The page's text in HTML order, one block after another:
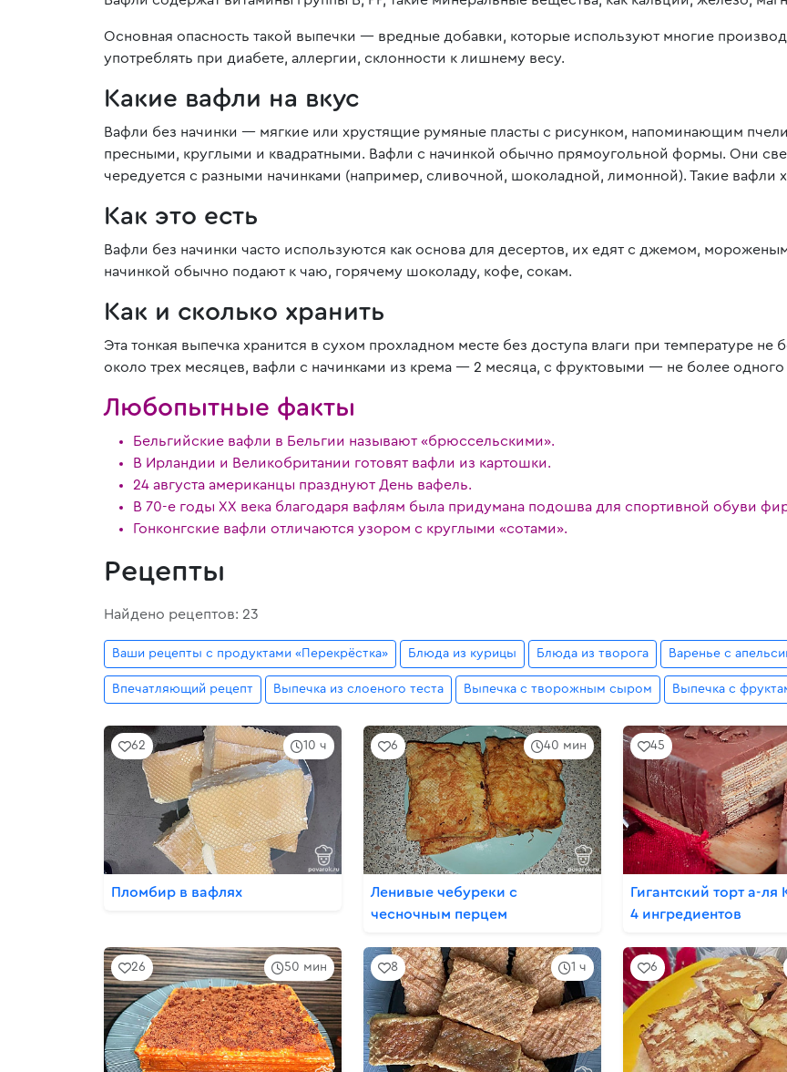
Основная опасность такой выпечки — вредные добавки, которые используют многие
употреблять при диабете, аллергии, склонности к лишнему весу.
Какие вафли на вкус
Вафли без начинки — мягкие или хрустящие румяные пласты с рисунком, напоминающим
пресными, круглыми и квадратными. Вафли с начинкой обычно прямоугольной формы. Они
чередуется с разными начинками (например, сливочной, шоколадной, лимонной). Такие вафли
Как это есть
Вафли без начинки часто используются как основа для десертов, их едят с джемом,
начинкой обычно подают к чаю, горячему шоколаду, кофе, сокам.
Как и сколько хранить
Эта тонкая выпечка хранится в сухом прохладном месте без доступа влаги при температуре
около трех месяцев, вафли с начинками из крема — 2 месяца, с фруктовыми — не более одного
Любопытные факты
Бельгийские вафли в Бельгии называют «брюссельскими».
В Ирландии и Великобритании готовят вафли из картошки.
24 августа американцы празднуют День вафель.
В 70-е годы XX века благодаря вафлям была придумана подошва для спортивной обуви
Гонконгские вафли отличаются узором с круглыми «сотами».
Рецепты
Найдено рецептов: 23
Ваши рецепты с продуктами «Перекрёстка» Блюда из курицы Блюда из творога Варенье с
Впечатляющий рецепт Выпечка из слоеного теста Выпечка с творожным сыром Выпечка с
10 ч
62
Пломбир в вафлях
40 мин
6
Ленивые чебуреки с
чесночным перцем
45
Гигантский торт а-ля
4 ингредиентов
50 мин
26 1 ч
8 6